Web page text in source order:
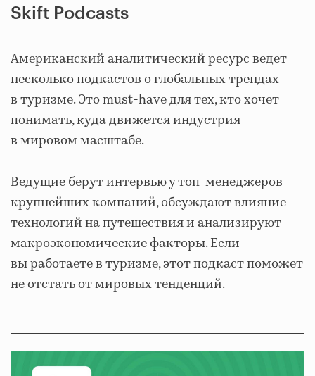
Skift Podcasts
Американский аналитический ресурс ведет
несколько подкастов о глобальных трендах
в туризме. Это must-have для тех, кто хочет
понимать, куда движется индустрия
в мировом масштабе.
Ведущие берут интервью у топ-менеджеров
крупнейших компаний, обсуждают влияние
технологий на путешествия и анализируют
макроэкономические факторы. Если
вы работаете в туризме, этот подкаст поможет
не отстать от мировых тенденций.